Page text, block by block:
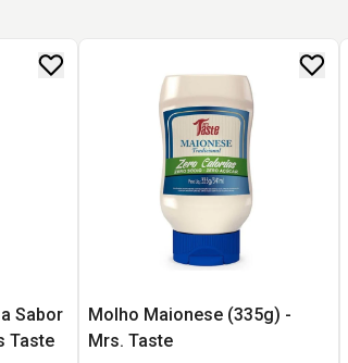
Sabor
Taste
Molho Maionese (335g) -
Mrs. Taste